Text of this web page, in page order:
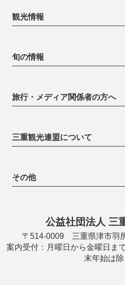
観光情報
旬の情報
旅行・メディア関係者の方へ
三重観光連盟について
その他
公益社団法人 三
〒514-0009 三重県津市羽
案内受付：月曜日から金曜日
末年始は除